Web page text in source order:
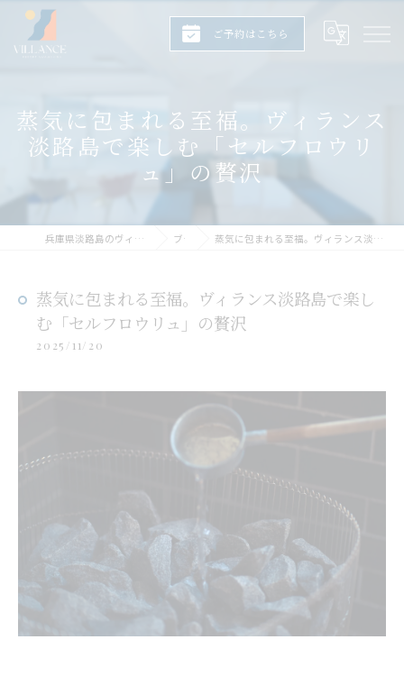
ご予約はこちら
蒸気に包まれる至福。ヴィランス
淡路島で楽しむ「セルフロウリ
ュ」の贅沢
兵庫県淡路島のヴィラならヴィランス淡路島 ブログ 蒸気に包まれる至福。ヴィランス淡路島で楽しむ「セルフロウリュ」の贅沢
蒸気に包まれる至福。ヴィランス淡路島で楽し
む「セルフロウリュ」の贅沢
2025/11/20